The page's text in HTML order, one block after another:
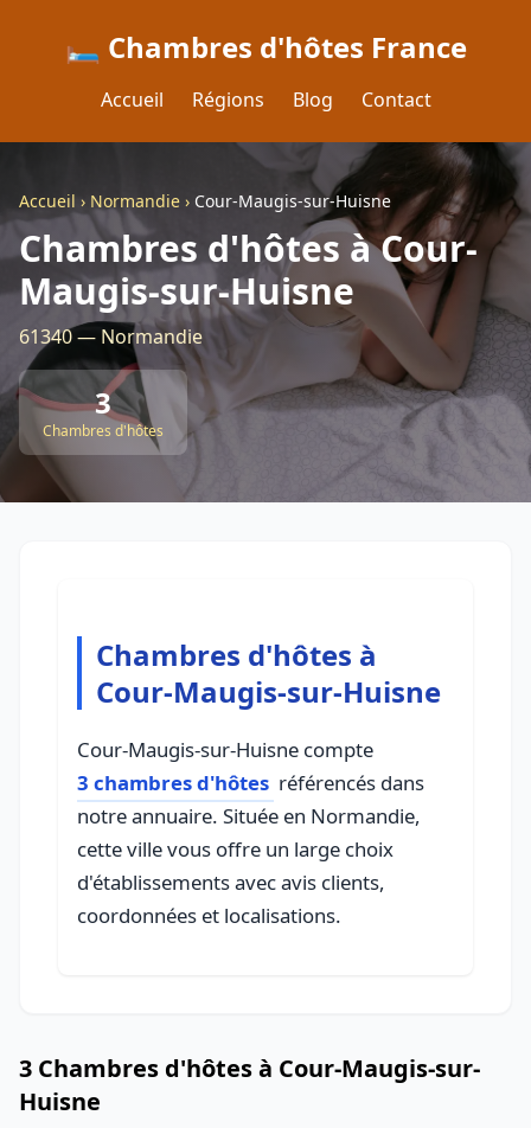
🛏️ Chambres d'hôtes France
Accueil Régions Blog Contact
Accueil › Normandie › Cour-Maugis-sur-Huisne
Chambres d'hôtes à Cour-
Maugis-sur-Huisne
61340 — Normandie
3
Chambres d'hôtes
Chambres d'hôtes à
Cour-Maugis-sur-Huisne
Cour-Maugis-sur-Huisne compte
3 chambres d'hôtes référencés dans
notre annuaire. Située en Normandie,
cette ville vous offre un large choix
d'établissements avec avis clients,
coordonnées et localisations.
3 Chambres d'hôtes à Cour-Maugis-sur-
Huisne